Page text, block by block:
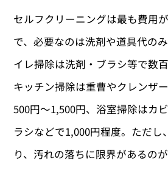
セルフクリーニングは最も費用
で、必要なのは洗剤や道具代の
イレ掃除は洗剤・ブラシ等で数
キッチン掃除は重曹やクレンザ
500円〜1,500円、浴室掃除はカ
ラシなどで1,000円程度。ただし
り、汚れの落ちに限界があるのが